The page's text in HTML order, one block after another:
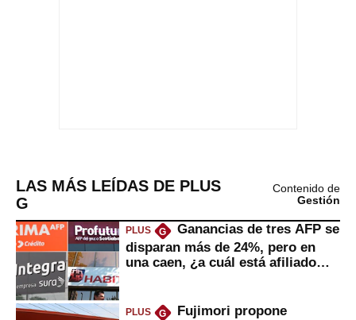
LAS MÁS LEÍDAS DE PLUS
G
Contenido de
Gestión
PLUS G
Ganancias de tres AFP se
disparan más de 24%, pero en
una caen, ¿a cuál está afiliado
PLUS G
Fujimori propone